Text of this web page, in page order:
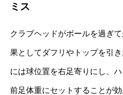
ミス
クラブヘッドがボールを過ぎ
果としてダフリやトップを引
には球位置を右足寄りにし、
前足体重にセットすることが